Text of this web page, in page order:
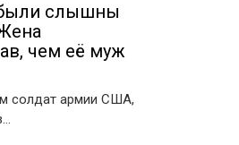
были слышны
чем её муж
солдат армии США,